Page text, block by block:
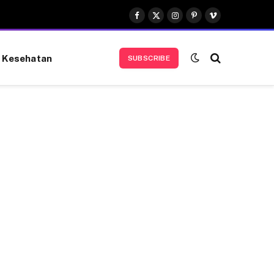
Facebook
X
(Twitter)
Instagram
Pinterest
Vimeo
Kesehatan SUBSCRIBE